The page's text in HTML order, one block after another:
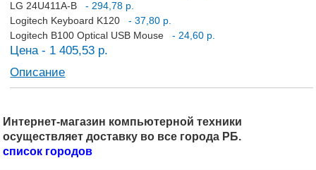
LG 24U411A-B
- 294,78 р.
Logitech Keyboard K120
- 37,80 р.
Logitech B100 Optical USB Mouse
- 24,60 р.
Цена - 1 405,53 р.
Описание
Интернет-магазин компьютерной техники
осуществляет доставку во все города РБ.
список городов